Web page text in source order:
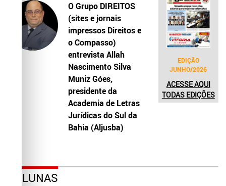
O Grupo DIREITOS
(sites e jornais
impressos Direitos e
o Compasso)
entrevista Allah
Nascimento Silva
Muniz Góes,
presidente da
Academia de Letras
Jurídicas do Sul da
Bahia (Aljusba)
EDIÇÃO
JUNHO/2026
ACESSE AQUI
TODAS EDIÇÕES
COLUNAS